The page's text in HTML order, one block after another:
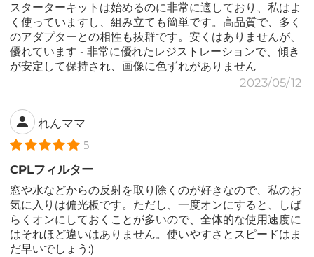
スターターキットは始めるのに非常に適しており、私はよ
く使っていますし、組み立ても簡単です。高品質で、多く
のアダプターとの相性も抜群です。安くはありませんが、
優れています - 非常に優れたレジストレーションで、傾き
が安定して保持され、画像に色ずれがありません
2023/05/12
れんママ
5
CPLフィルター
窓や水などからの反射を取り除くのが好きなので、私のお
気に入りは偏光板です。ただし、一度オンにすると、しば
らくオンにしておくことが多いので、全体的な使用速度に
はそれほど違いはありません。使いやすさとスピードはま
だ早いでしょう:)